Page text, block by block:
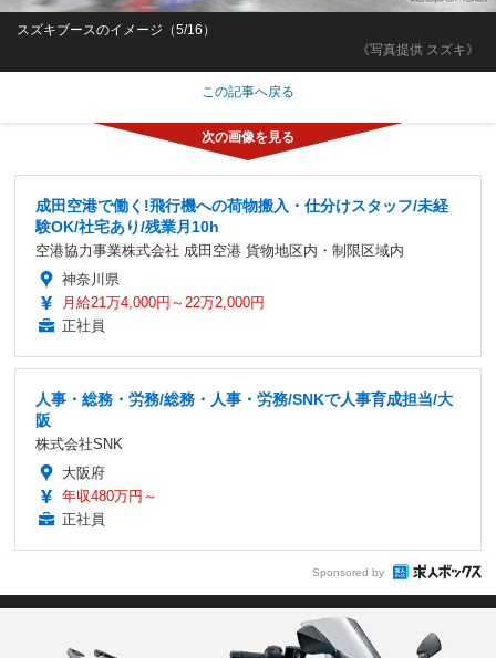
《写真提供 スズキ》
スズキブースのイメージ（5/16）
この記事へ戻る
成田空港で働く!飛行機への荷物搬入・仕分けスタッフ/未経
験OK/社宅あり/残業月10h
空港協力事業株式会社 成田空港 貨物地区内・制限区域内
神奈川県
月給21万4,000円～22万2,000円
正社員
人事・総務・労務/総務・人事・労務/SNKで人事育成担当/大
阪
株式会社SNK
大阪府
年収480万円～
正社員
Sponsored by